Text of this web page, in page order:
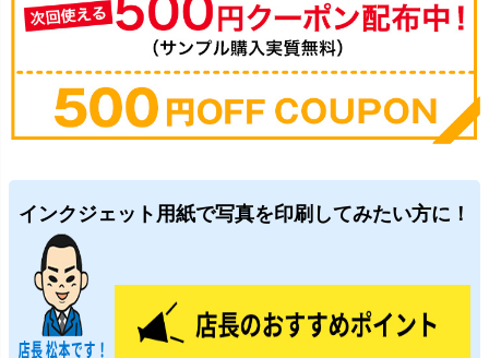
インクジェット用紙で写真を印刷してみたい方に！